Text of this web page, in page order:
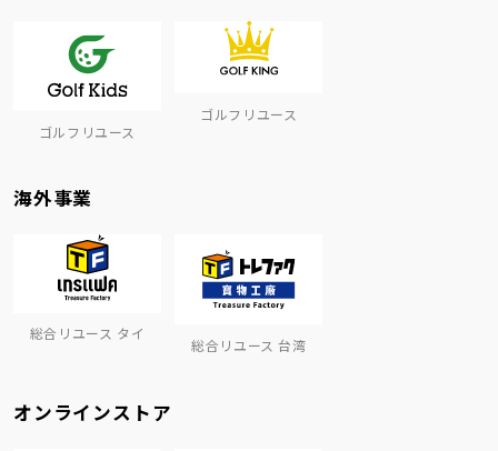
ゴルフリユース
ゴルフリユース
海外事業
総合リユース タイ
総合リユース 台湾
オンラインストア